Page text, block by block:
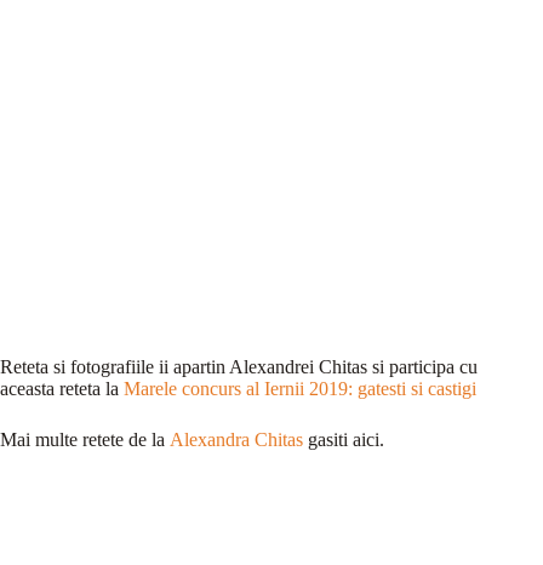
Reteta si fotografiile ii apartin Alexandrei Chitas si participa cu
aceasta reteta la Marele concurs al Iernii 2019: gatesti si castigi
Mai multe retete de la Alexandra Chitas gasiti aici.